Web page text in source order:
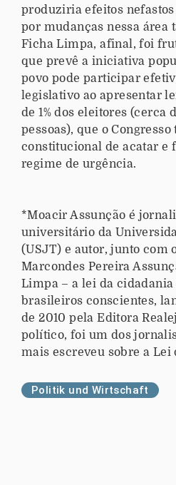
produziria efeitos
por mudanças nessa área
Ficha Limpa, afinal, foi
que prevê a iniciativa
povo pode participar
legislativo ao apresentar
de 1% dos eleitores (cerca
pessoas), que o
constitucional de acatar e
regime de urgência.
*Moacir Assunção é
universitário da
(USJT) e autor, junto com
Marcondes Pereira
Limpa – a lei da
brasileiros conscientes,
de 2010 pela Editora
político, foi um dos
mais escreveu sobre a Lei
Politik und Wirtschaft